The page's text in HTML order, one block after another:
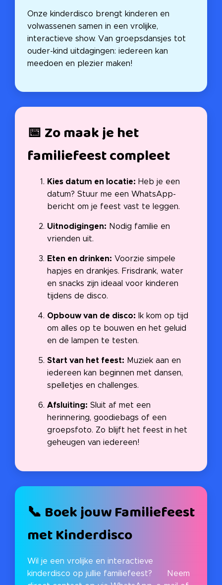
Onze kinderdisco brengt kinderen en
volwassenen samen in een vrolijke,
interactieve show. Van groepsdansjes tot
ouder-kind uitdagingen: iedereen kan
meedoen en plezier maken! 🌈
📅 Zo maak je het
familiefeest compleet
Kies datum en locatie: Heb je een
datum? Stuur me een WhatsApp-
bericht om je feest vast te leggen.
Uitnodigingen: Nodig familie en
vrienden uit.
Eten en drinken: Voorzie simpele
hapjes en drankjes. Frisdrank, water
en snacks zijn ideaal voor kinderen
tijdens de disco.
Opbouw van de disco: Ik kom op tijd
om alles op te bouwen en het geluid
en de lampen te testen.
Start van het feest: Muziek aan en
iedereen kan beginnen met dansen,
spelletjes en challenges.
Afsluiting: Sluit af met een
herinnering, goodiebags of een
groepsfoto. Zo blijft het feest in het
geheugen van iedereen!
📞 Boek jouw Familiefeest
met Kinderdisco
Wil je een vrolijke en interactieve
kinderdisco op jullie familiefeest? 🎉 Neem